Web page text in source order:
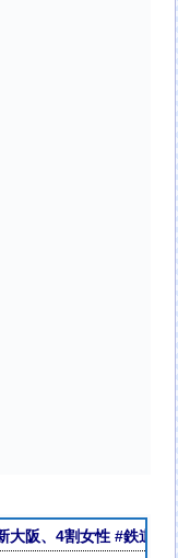
阪、4割女性 #鉄道 |